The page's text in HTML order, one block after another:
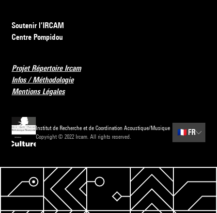
Soutenir l’IRCAM
Centre Pompidou
Projet Répertoire Ircam
Infos / Méthodologie
Mentions Légales
Institut de Recherche et de Coordination Acoustique/Musique
Copyright © 2022 Ircam. All rights reserved.
🇫🇷 FR